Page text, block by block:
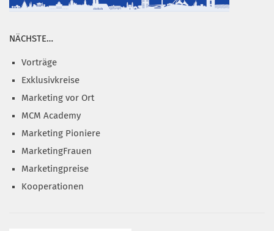
NÄCHSTE…
Vorträge
Exklusivkreise
Marketing vor Ort
MCM Academy
Marketing Pioniere
MarketingFrauen
Marketingpreise
Kooperationen